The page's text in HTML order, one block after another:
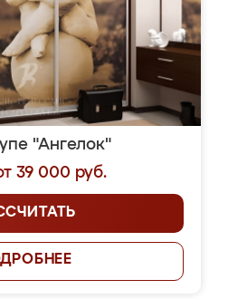
"Ангелок"
39 000 руб.